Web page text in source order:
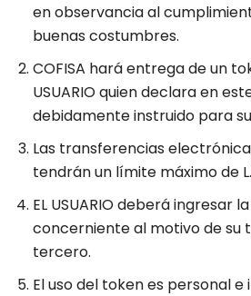
en observancia al
buenas costumbres.
COFISA hará entrega de un
USUARIO quien declara en
debidamente instruido para
Las transferencias
tendrán un límite máximo de
EL USUARIO deberá ingresar
concerniente al motivo de su
tercero.
El uso del token es personal